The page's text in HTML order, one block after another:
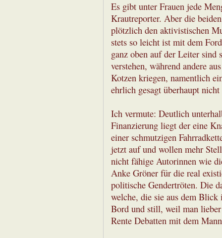
Es gibt unter Frauen jede
Krautreporter. Aber die
plötzlich den aktivistischen
stets so leicht ist mit dem
ganz oben auf der Leiter sind
verstehen, während andere
Kotzen kriegen, namentlich
ehrlich gesagt überhaupt
Ich vermute: Deutlich
Finanzierung liegt der eine
einer schmutzigen
jetzt auf und wollen mehr
nicht fähige Autorinnen wie
Anke Gröner für die real
politische Gendertröten. Die
welche, die sie aus dem Blick
Bord und still, weil man
Rente Debatten mit dem